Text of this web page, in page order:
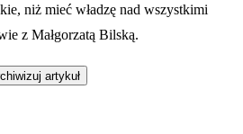
niż mieć władzę nad wszystkimi
z Małgorzatą Bilską.
artykuł